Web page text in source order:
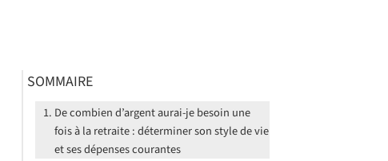
SOMMAIRE
De combien d’argent aurai-je besoin une
fois à la retraite : déterminer son style de vie
et ses dépenses courantes